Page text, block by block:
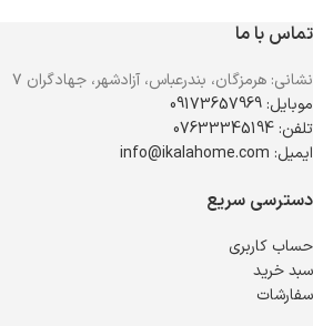
تماس با ما
نشانی: هرمزگان، بندرعباس، آزادشهر، جهادگران ۷
موبایل: 09173657969
تلفن: 07633345194
ایمیل: info@ikalahome.com
دسترسی سریع
حساب کاربری
سبد خرید
سفارشات